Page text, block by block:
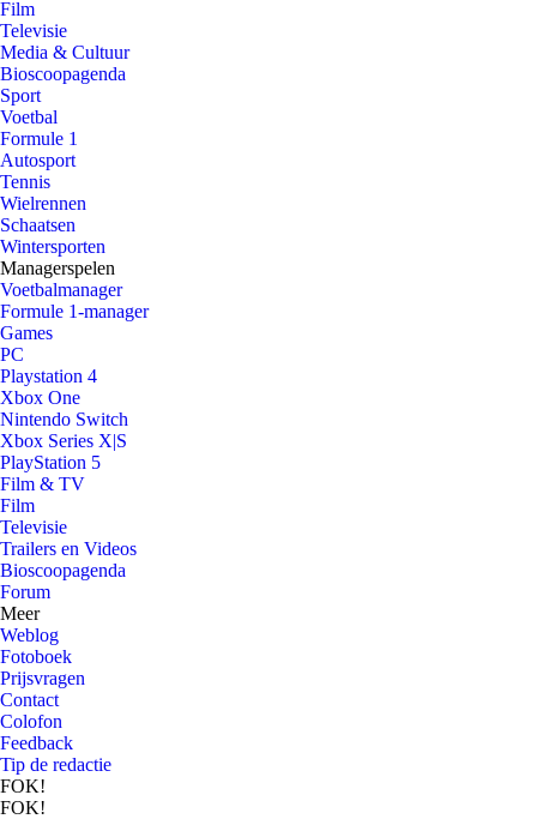
Film
Televisie
Media & Cultuur
Bioscoopagenda
Sport
Voetbal
Formule 1
Autosport
Tennis
Wielrennen
Schaatsen
Wintersporten
Managerspelen
Voetbalmanager
Formule 1-manager
Games
PC
Playstation 4
Xbox One
Nintendo Switch
Xbox Series X|S
PlayStation 5
Film & TV
Film
Televisie
Trailers en Videos
Bioscoopagenda
Forum
Meer
Weblog
Fotoboek
Prijsvragen
Contact
Colofon
Feedback
Tip de redactie
FOK!
FOK!